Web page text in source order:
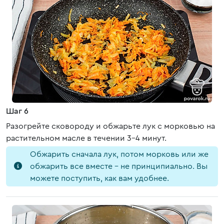
Шаг 6
Разогрейте сковороду и обжарьте лук с морковью на
растительном масле в течении 3-4 минут.
Обжарить сначала лук, потом морковь или же
обжарить все вместе – не принципиально. Вы
можете поступить, как вам удобнее.